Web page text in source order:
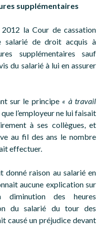
supplémentaires
la Cour de cassation
salarié de droit acquis à
supplémentaires sauf
du salarié à lui en assurer
sur le principe « à travail
l’employeur ne lui faisait
à ses collègues, et
au fil des ans le nombre
effectuer.
donné raison au salarié en
aucune explication sur
des heures
du salarié du tour des
causé un préjudice devant